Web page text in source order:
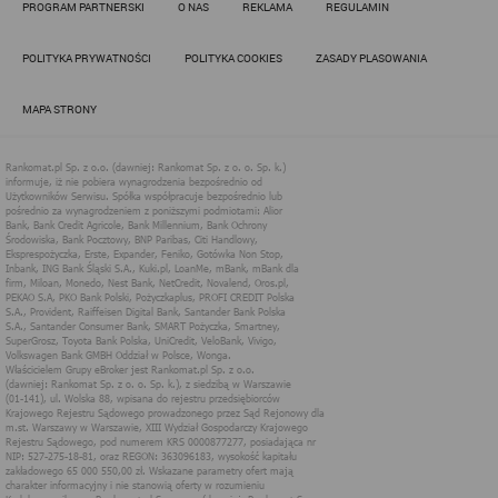
PROGRAM PARTNERSKI O NAS REKLAMA REGULAMIN
POLITYKA PRYWATNOŚCI POLITYKA COOKIES ZASADY PLASOWANIA
MAPA STRONY
zapewnić jak najlepsze funkcjonowanie serwisu i odpowiednie
regulamin serwisu.
Polityka Cookies serwisów
internetowych spółki Rankomat.pl Sp. z
o.o. (dawniej: Rankomat Sp. z o. o. Sp.
k.)
Rankomat.pl Sp. z o.o. (dawniej: Rankomat Sp. z o. o. Sp. k.), z
siedzibą w Warszawie (01-141), ul. Wolska 88, wpisana do rejestru
przedsiębiorców Krajowego Rejestru Sądowego prowadzonego
przez Sąd Rejonowy dla m.st. Warszawy w Warszawie, XIII
Wydział Gospodarczy Krajowego Rejestru Sądowego, pod
numerem KRS 0000877277, posiadająca nr NIP: 527-275-18-81,
oraz REGON: 363096183, zwana dalej "Rankomat" wykorzystuje
na swoich stronach internetowych technologię "cookies".
Zasady wykorzystania informacji dostarczonych przez
użytkownika w ramach technologii cookies w trakcie korzystania
ze stron internetowych i Rankomat określa niniejszy dokument.